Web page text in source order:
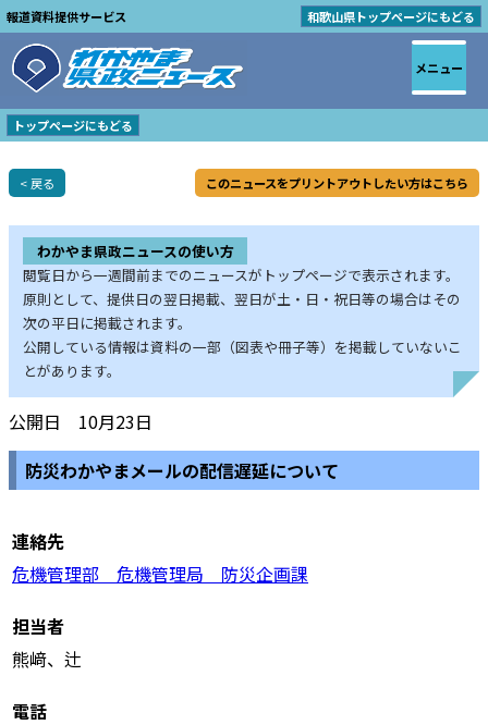
報道資料提供サービス 和歌山県トップページにもどる
トップページにもどる
< 戻る このニュースをプリントアウトしたい方はこちら
わかやま県政ニュースの使い方
閲覧日から一週間前までのニュースがトップページで表示されます。
原則として、提供日の翌日掲載、翌日が土・日・祝日等の場合はその
次の平日に掲載されます。
公開している情報は資料の一部（図表や冊子等）を掲載していないこ
とがあります。
公開日 10月23日
防災わかやまメールの配信遅延について
連絡先
危機管理部 危機管理局 防災企画課
担当者
熊﨑、辻
電話
メニュー